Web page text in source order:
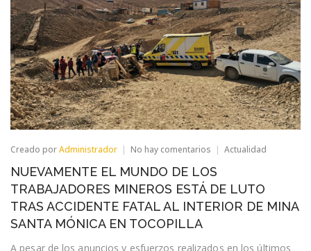
Creado porAdministrador No hay comentarios en
EL
MUNDO
DE
LOS
Actualidad
NUEVAMENTE EL MUNDO DE LOS
TRABAJADORES MINEROS ESTÁ DE LUTO
TRAS ACCIDENTE FATAL AL INTERIOR DE MINA
SANTA MÓNICA EN TOCOPILLA
A pesar de los anuncios y esfuerzos realizados en los últimos